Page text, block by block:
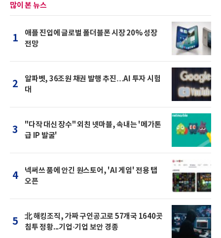
많이 본 뉴스
1
애플 진입에 글로벌 폴더블폰 시장 20% 성장
전망
2
알파벳, 36조원 채권 발행 추진…AI 투자 시험
대
3
"다작 대신 장수" 외친 넷마블, 속내는 '메가톤
급 IP 발굴'
4
넥써쓰 품에 안긴 원스토어, 'AI 게임' 전용 탭
오픈
5
北 해킹조직, 가짜 구인공고로 57개국 1640곳
침투 정황...기업·기업 보안 경종